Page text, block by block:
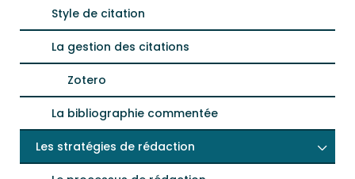
Style de citation
La gestion des citations
Zotero
La bibliographie commentée
Les stratégies de rédaction